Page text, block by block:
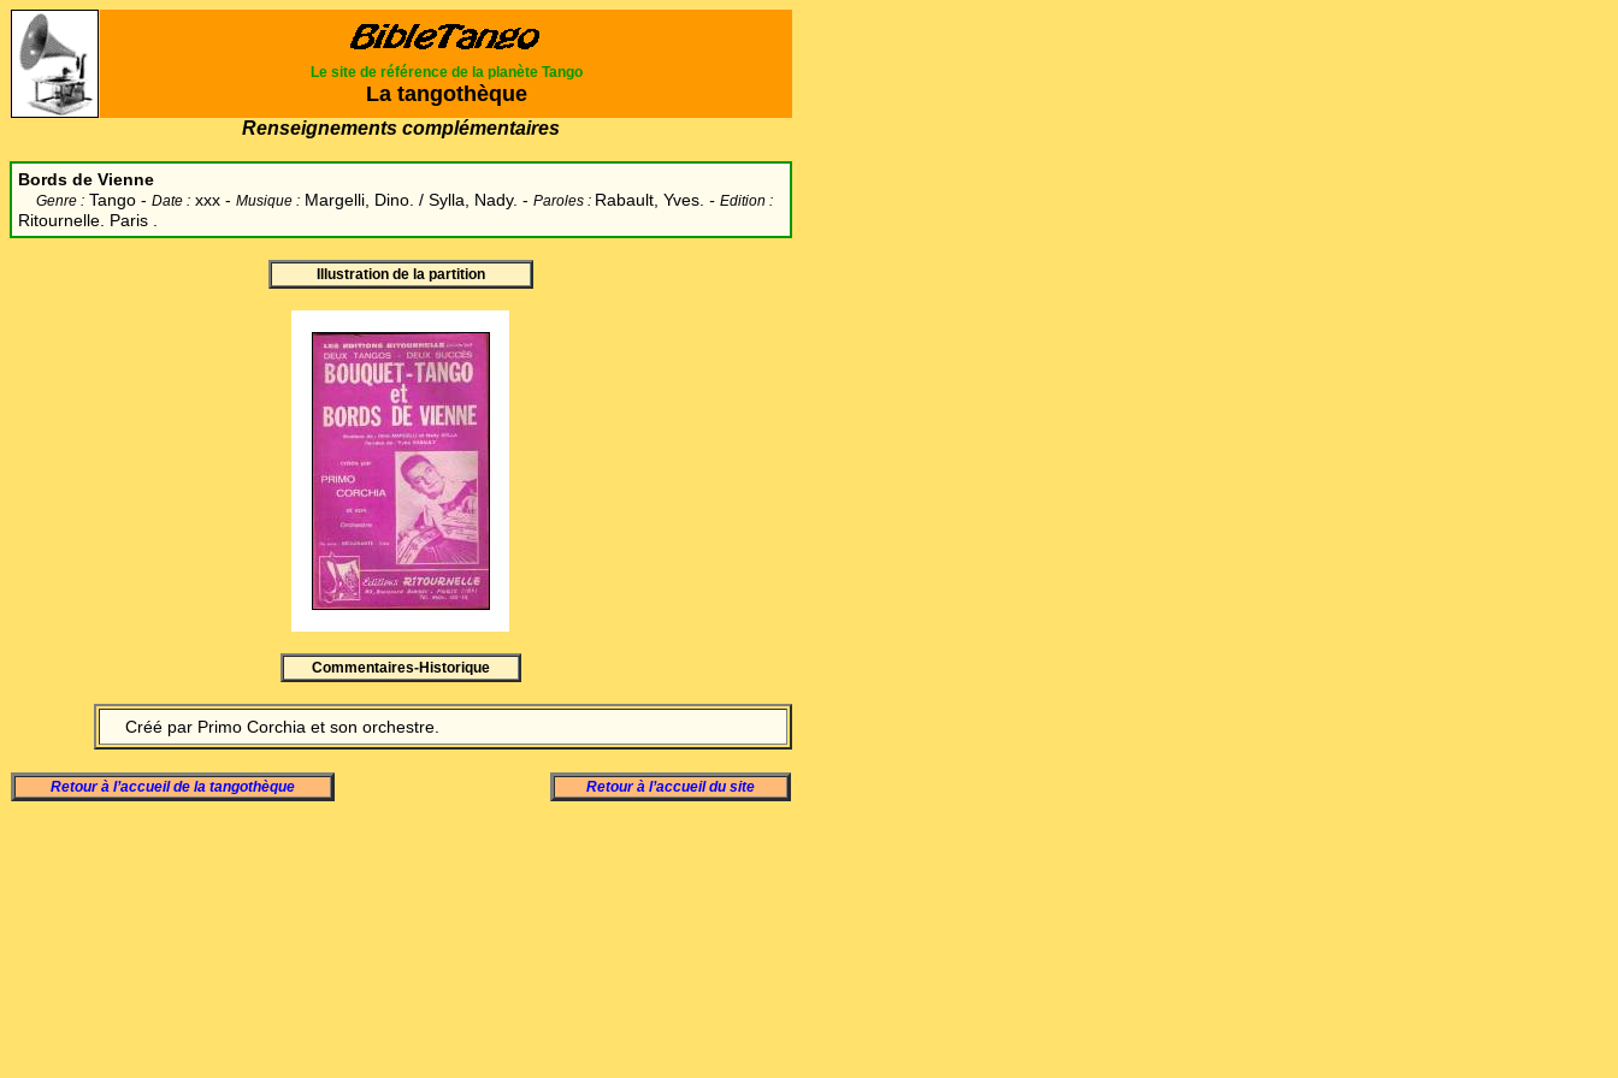
Le site de référence de la planète Tango
La tangothèque
Renseignements complémentaires
Bords de Vienne
Genre : Tango - Date : xxx - Musique : Margelli, Dino. / Sylla, Nady. - Paroles : Rabault, Yves. - Edition :
Ritournelle. Paris .
Illustration de la partition
Commentaires-Historique
Créé par Primo Corchia et son orchestre.
Retour à l’accueil de la tangothèque Retour à l’accueil du site